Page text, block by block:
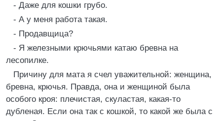
- Даже для кошки грубо.
- А у меня работа такая.
- Продавщица?
- Я железными крючьями катаю бревна на
лесопилке.
Причину для мата я счел уважительной: женщина,
бревна, крючья. Правда, она и женщиной была
особого кроя: плечистая, скуластая, какая-то
дубленая. Если она так с кошкой, то какой же была с